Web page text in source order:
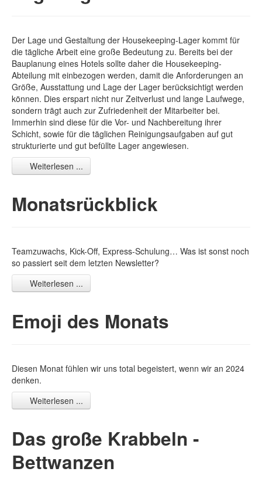
Der Lage und Gestaltung der Housekeeping-Lager kommt für
die tägliche Arbeit eine große Bedeutung zu. Bereits bei der
Bauplanung eines Hotels sollte daher die Housekeeping-
Abteilung mit einbezogen werden, damit die Anforderungen an
Größe, Ausstattung und Lage der Lager berücksichtigt werden
können. Dies erspart nicht nur Zeitverlust und lange Laufwege,
sondern trägt auch zur Zufriedenheit der Mitarbeiter bei.
Immerhin sind diese für die Vor- und Nachbereitung ihrer
Schicht, sowie für die täglichen Reinigungsaufgaben auf gut
strukturierte und gut befüllte Lager angewiesen.
Weiterlesen ...
Monatsrückblick
Teamzuwachs, Kick-Off, Express-Schulung… Was ist sonst noch
so passiert seit dem letzten Newsletter?
Weiterlesen ...
Emoji des Monats
Diesen Monat fühlen wir uns total begeistert, wenn wir an 2024
denken.
Weiterlesen ...
Das große Krabbeln -
Bettwanzen